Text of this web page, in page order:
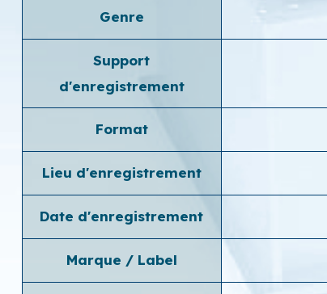
Genre
Support
d'enregistrement
Format
Lieu d'enregistrement
Date d'enregistrement
Marque / Label